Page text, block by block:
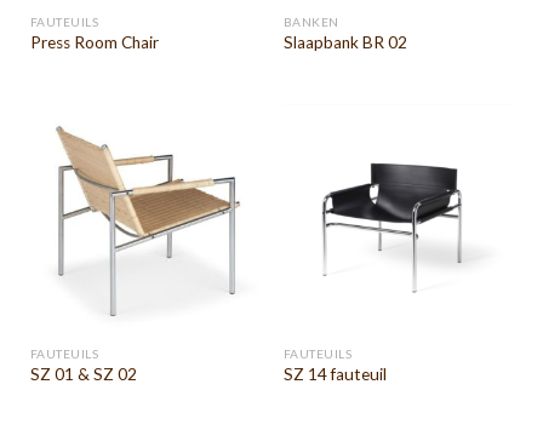
FAUTEUILS
Press Room Chair
BANKEN
Slaapbank BR 02
FAUTEUILS
SZ 01 & SZ 02
FAUTEUILS
SZ 14 fauteuil